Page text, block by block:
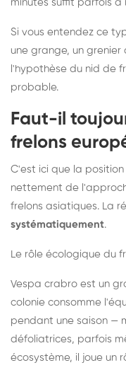
minutes suffit parfois
Si vous entendez ce
une grange, un grenier
l'hypothèse du nid de
probable.
Faut-il
frelons
C'est ici que la
nettement de
frelons asiatiques. La
systématiquement.
Le rôle écologique du
Vespa crabro est un
colonie consomme
pendant une saison —
défoliatrices, parfois
écosystème, il joue un